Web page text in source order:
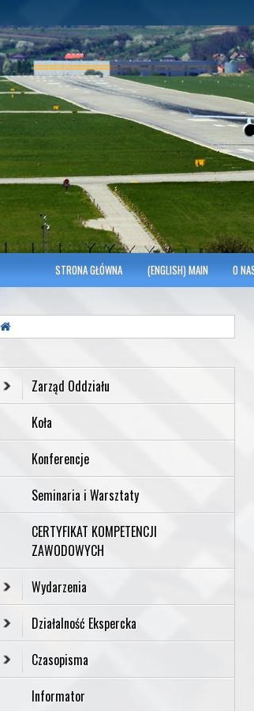
SITK RP Oddział w
Polish Association of Engineers & Technicians
MENU GŁÓWNESTRONA GŁÓWNA (ENGLISH) MAIN O
Zarząd Oddziału
Koła
Konferencje
Seminaria i Warsztaty
CERTYFIKAT KOMPETENCJI
ZAWODOWYCH
Wydarzenia
Działalność Ekspercka
Czasopisma
Informator